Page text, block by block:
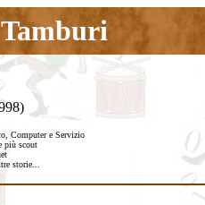
Computer e Servizio
più scout
storie...